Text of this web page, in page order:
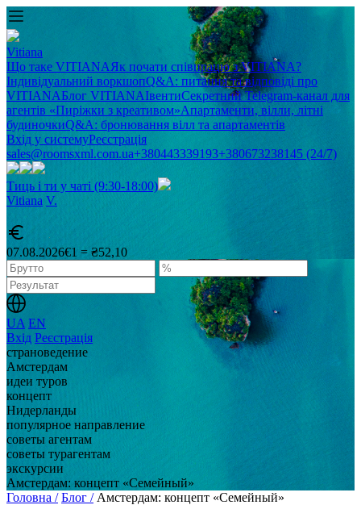
Vitiana
Що таке VITIANAЯк почати співпрацю з VITIANA?
Індивідуальний воркшопQ&A: питання та відповіді про
VITIANAБлог VITIANAІвентиСекретний Telegram-канал для
агентів «Пиріжки з креативом»Апартаменти, вілли, літні
будиночкиQ&A: бронювання вілл та апартаментів
Вхід у системуРеєстрація
sales@roomsxml.com.ua+380443339193+380673238145 (24/7)
Тиць і ти у чаті (9:30-18:00)
Vitiana V.
07.08.2026€1 = ₴52,10
UA EN
Вхід Реєстрація
cтрановедение
Амстердам
идеи туров
концепт
Нидерланды
популярное направление
советы агентам
советы турагентам
экскурсии
Амстердам: концепт «Семейный»
Головна / Блог / Амстердам: концепт «Семейный»